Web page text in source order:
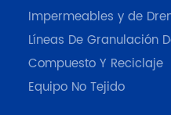
Impermeables y de
Líneas De Granulación
Compuesto Y Reciclaje
Equipo No Tejido